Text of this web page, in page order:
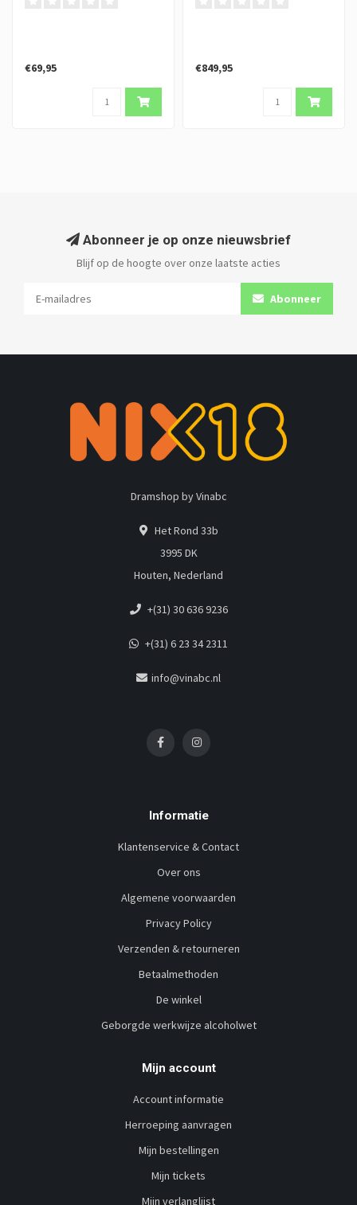
€69,95 €849,95
Abonneer je op onze nieuwsbrief
Blijf op de hoogte over onze laatste acties
Abonneer
Dramshop by Vinabc
Het Rond 33b
3995 DK
Houten, Nederland
+(31) 30 636 9236
+(31) 6 23 34 2311
info@vinabc.nl
Informatie
Klantenservice & Contact
Over ons
Algemene voorwaarden
Privacy Policy
Verzenden & retourneren
Betaalmethoden
De winkel
Geborgde werkwijze alcoholwet
Mijn account
Account informatie
Herroeping aanvragen
Mijn bestellingen
Mijn tickets
Mijn verlanglijst